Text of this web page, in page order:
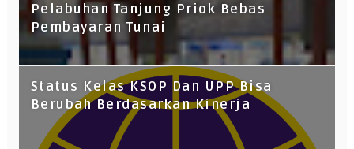
Pelabuhan Tanjung Priok Bebas
Pembayaran Tunai
Status Kelas KSOP Dan UPP Bisa
Berubah Berdasarkan Kinerja